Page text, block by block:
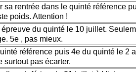
sa rentrée dans le quinté référence
poids. Attention !
du quinté le 10 juillet.
5e , pas mieux.
référence puis 4e du quinté le 2
surtout pas écarter.